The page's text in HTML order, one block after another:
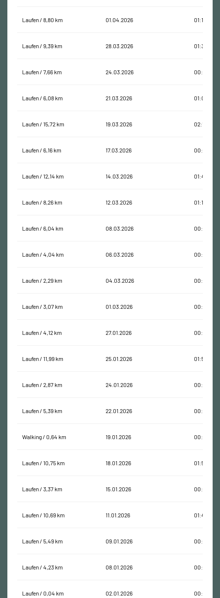
Laufen / 8,80 km 01.04.2026 01:11:32
Laufen / 9,39 km 28.03.2026 01:33:03
Laufen / 7,66 km 24.03.2026 00:59:24
Laufen / 6,08 km 21.03.2026 01:05:35
Laufen / 15,72 km 19.03.2026 02:12:21
Laufen / 6,16 km 17.03.2026 00:46:55
Laufen / 12,14 km 14.03.2026 01:45:59
Laufen / 8,26 km 12.03.2026 01:13:00
Laufen / 6,04 km 08.03.2026 00:51:25
Laufen / 4,04 km 06.03.2026 00:31:27
Laufen / 2,29 km 04.03.2026 00:19:43
Laufen / 3,07 km 01.03.2026 00:30:53
Laufen / 4,12 km 27.01.2026 00:33:16
Laufen / 11,99 km 25.01.2026 01:57:32
Laufen / 2,87 km 24.01.2026 00:33:35
Laufen / 5,39 km 22.01.2026 00:45:06
Walking / 0,64 km 19.01.2026 00:12:23
Laufen / 10,75 km 18.01.2026 01:51:05
Laufen / 3,37 km 15.01.2026 00:30:51
Laufen / 10,69 km 11.01.2026 01:40:29
Laufen / 5,49 km 09.01.2026 00:47:46
Laufen / 4,23 km 08.01.2026 00:32:11
Laufen / 0,04 km 02.01.2026 00:55:32